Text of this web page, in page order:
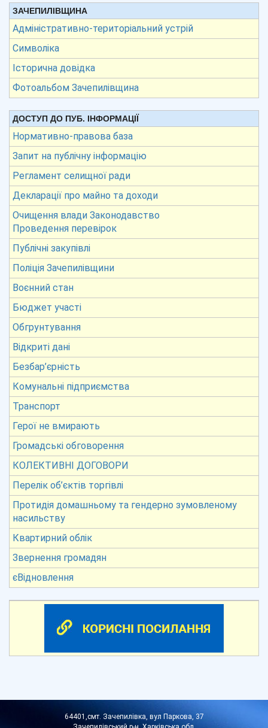
ЗАЧЕПИЛІВЩИНА
Адміністративно-територіальний устрій
Символіка
Історична довідка
Фотоальбом Зачепилівщина
ДОСТУП ДО ПУБ. ІНФОРМАЦІЇ
Нормативно-правова база
Запит на публічну інформацію
Регламент селищної ради
Декларації про майно та доходи
Очищення влади Законодавство
Проведення перевірок
Публічні закупівлі
Поліція Зачепилівщини
Воєнний стан
Бюджет участі
Обгрунтування
Відкриті дані
Безбар’єрність
Комунальні підприємства
Транспорт
Герої не вмирають
Громадські обговорення
КОЛЕКТИВНІ ДОГОВОРИ
Перелік об’єктів торгівлі
Протидія домашньому та гендерно зумовленому
насильству
Квартирний облік
Звернення громадян
єВідновлення
64401,смт. Зачепилівка, вул Паркова, 37